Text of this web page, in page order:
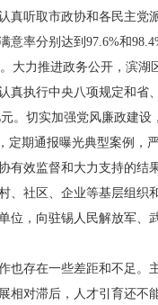
真听取市政协和各民主党
意率分别达到97.6%和
大力推进政务公开，滨
真执行中央八项规定和省
。切实加强党风廉政建
期通报曝光典型案例，
效监督和大力支持的结
、社区、企业等基层组织
位，向驻锡人民解放军、
存在一些差距和不足。
对滞后，人才引育还不